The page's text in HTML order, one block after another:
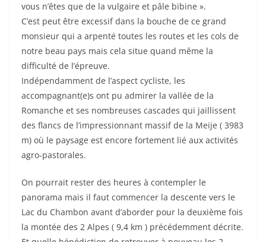
vous n’êtes que de la vulgaire et pâle bibine ».
C’est peut être excessif dans la bouche de ce grand
monsieur qui a arpenté toutes les routes et les cols de
notre beau pays mais cela situe quand même la
difficulté de l’épreuve.
Indépendamment de l’aspect cycliste, les
accompagnant(e)s ont pu admirer la vallée de la
Romanche et ses nombreuses cascades qui jaillissent
des flancs de l’impressionnant massif de la Meije ( 3983
m) où le paysage est encore fortement lié aux activités
agro-pastorales.
On pourrait rester des heures à contempler le
panorama mais il faut commencer la descente vers le
Lac du Chambon avant d’aborder pour la deuxième fois
la montée des 2 Alpes ( 9,4 km ) précédemment décrite.